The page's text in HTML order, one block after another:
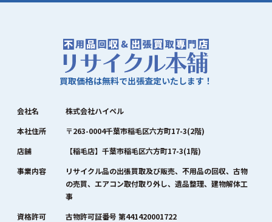
買取価格は無料で出張査定いたします！
会社名
株式会社ハイペル
本社住所
〒263-0004千葉市稲毛区六方町17-3(2階)
店舗
【稲毛店】千葉市稲毛区六方町17-3(1階)
事業内容
リサイクル品の出張買取及び販売、不用品の回収、古物
の売買、エアコン取付取り外し、遺品整理、建物解体工
事
資格許可
古物許可証番号 第441420001722